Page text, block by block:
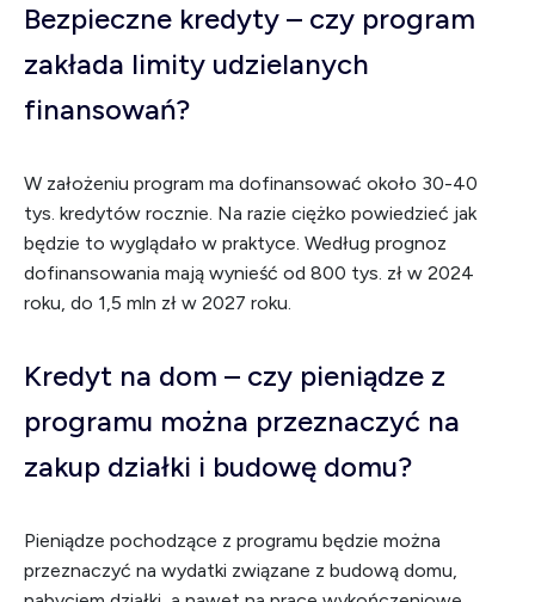
Bezpieczne kredyty – czy program
zakłada limity udzielanych
finansowań?
W założeniu program ma dofinansować około 30-40
tys. kredytów rocznie. Na razie ciężko powiedzieć jak
będzie to wyglądało w praktyce. Według prognoz
dofinansowania mają wynieść od 800 tys. zł w 2024
roku, do 1,5 mln zł w 2027 roku.
Kredyt na dom – czy pieniądze z
programu można przeznaczyć na
zakup działki i budowę domu?
Pieniądze pochodzące z programu będzie można
przeznaczyć na wydatki związane z budową domu,